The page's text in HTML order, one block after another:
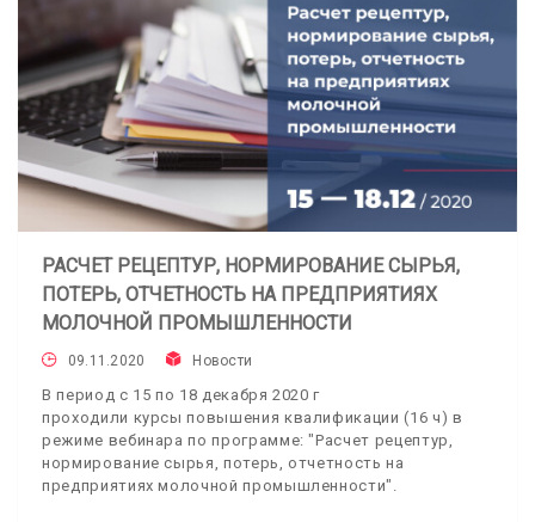
РАСЧЕТ РЕЦЕПТУР, НОРМИРОВАНИЕ СЫРЬЯ,
ПОТЕРЬ, ОТЧЕТНОСТЬ НА ПРЕДПРИЯТИЯХ
МОЛОЧНОЙ ПРОМЫШЛЕННОСТИ
09.11.2020 Новости
В период с 15 по 18 декабря 2020 г
проходили курсы повышения квалификации (16 ч) в
режиме вебинара по программе: "Расчет рецептур,
нормирование сырья, потерь, отчетность на
предприятиях молочной промышленности".